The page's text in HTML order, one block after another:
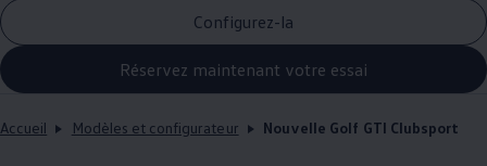
Configurez-la
Réservez maintenant votre essai
Accueil Modèles et configurateur Nouvelle Golf GTI Clubsport